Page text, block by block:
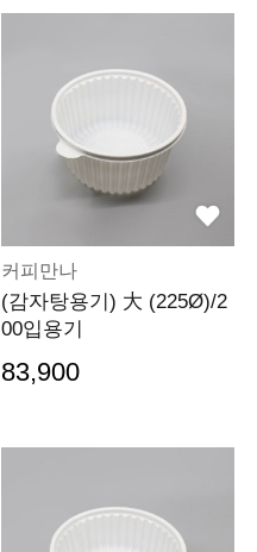
커피만나
(감자탕용기) 大 (225Ø)/2
00입용기
83,900